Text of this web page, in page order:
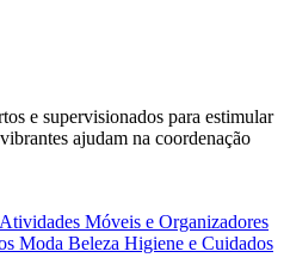
e supervisionados para estimular
ajudam na coordenação
Móveis e Organizadores
Moda Beleza Higiene e Cuidados